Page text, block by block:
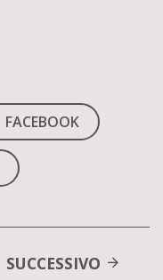
FACEBOOK
SUCCESSIVO